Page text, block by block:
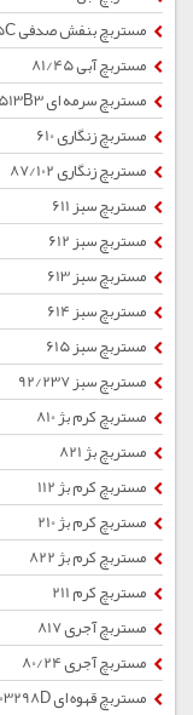
مستربچ بنفش صدفی 90/205C
مستربچ آبی 81/45
مستربچ سرمه ای 513B3
مستربچ زنگاری 610
مستربچ زنگاری 87/102
مستربچ سبز 611
مستربچ سبز 612
مستربچ سبز 613
مستربچ سبز 614
مستربچ سبز 615
مستربچ سبز 92/237
مستربچ کرم بژ 810
مستربچ بژ 821
مستربچ کرم بژ 112
مستربچ کرم بژ 210
مستربچ کرم بژ 822
مستربچ کرم 211
مستربچ آجری 817
مستربچ آجری 80/24
مستربچ قهوه ای 03298D